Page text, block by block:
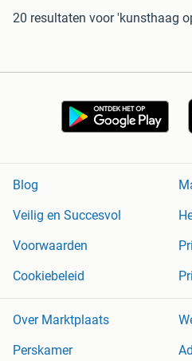
20 resultaten voor 'kunsthaag
Blog
Veilig en Succesvol
Voorwaarden
Cookiebeleid
Over Marktplaats
Perskamer